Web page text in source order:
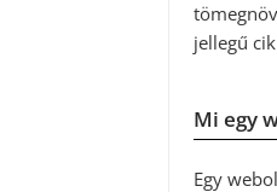
jellegű
Mi egy
Egy